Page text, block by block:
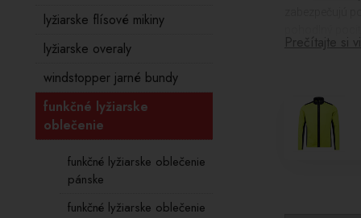
pohodlný
Lyžovanie je
zabezpečí
Prečítajte si
lyžiarske flísové mikiny
lyžiarske overaly
windstopper jarné bundy
funkčné lyžiarske
oblečenie
funkčné lyžiarske oblečenie
pánske
funkčné lyžiarske oblečenie